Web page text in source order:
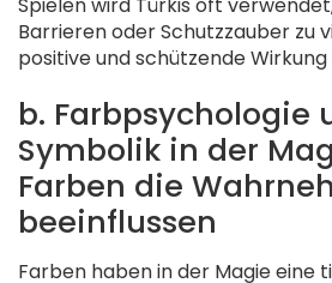
Barrieren oder Schutzzauber zu
positive und schützende
b. Farbpsychologie
Symbolik in der
Farben die
beeinflussen
Farben haben in der Magie eine